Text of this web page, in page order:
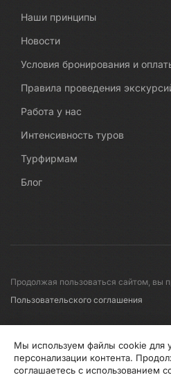
Наши принципы
Новости
Условия бронирования и
Правила проведения
Работа у нас
Интенсивность туров
Турфирмам
Блог
Продолжая пользоваться сайтом, вы
Пользовательского соглашения
© 2008-2026 Первые линии
Информация по исп. cookies
Мы используем файлы cookie для
персонализации контента.
соглашаетесь с использованием